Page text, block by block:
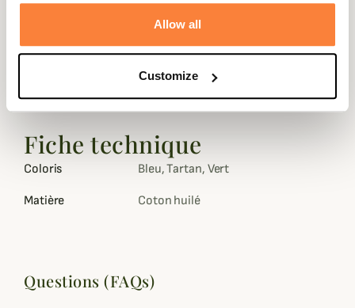
Allow all
Customize
Accessoire sympathique pour tous les amoureux de
possède une patte de serrage à l'arrière de la casquette.
Fiche technique
Coloris Bleu, Tartan, Vert
Matière Coton huilé
Questions (FAQs)